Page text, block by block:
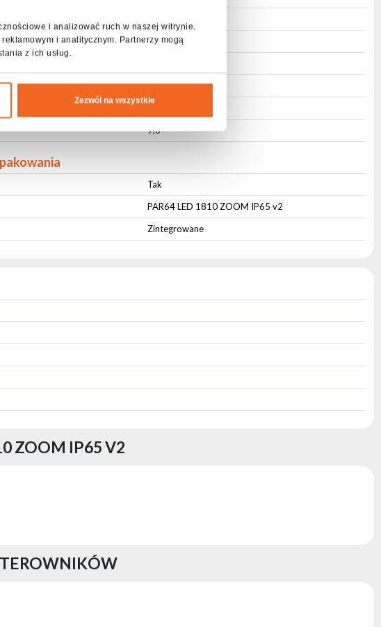
i analizować ruch w naszej witrynie.
i analitycznym. Partnerzy mogą
z ich usług.
Zezwól na wszystkie
Pasywne
31,5
9,8
Tak
PAR64 LED 1810 ZOOM IP65 v2
Zintegrowane
ZOOM IP65 V2